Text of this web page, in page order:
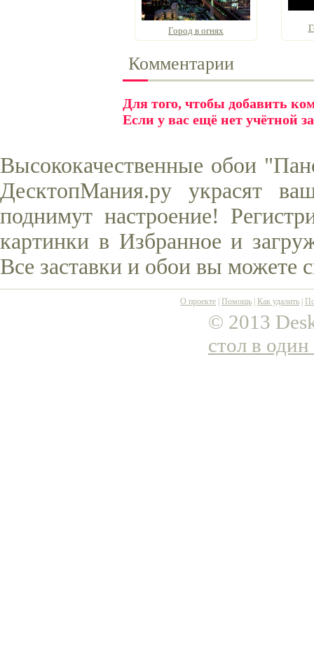
Город в огнях
Комментарии
Для того, чтобы добавить
Если у вас ещё нет учётной
Высококачественные обои
ДесктопМания.ру украсят
поднимут настроение!
картинки в Избранное и
Все заставки и обои вы можете
О проекте Помощь Как удалить
© 2013
стол в